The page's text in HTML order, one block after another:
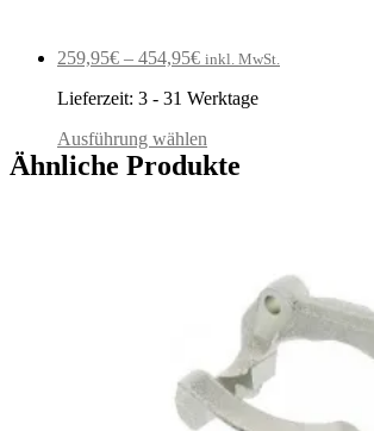
259,95€ – 454,95€ inkl. MwSt.
Lieferzeit: 3 - 31 Werktage
Ausführung wählen
Ähnliche Produkte